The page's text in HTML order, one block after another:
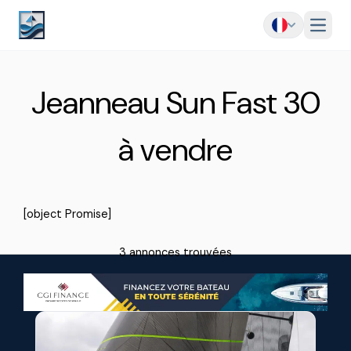
Menu
Jeanneau Sun Fast 30
à vendre
[object Promise]
3 annonces trouvées